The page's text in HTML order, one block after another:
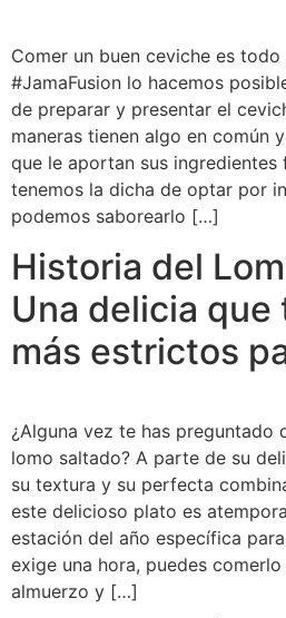
Comer un buen ceviche es todo
#JamaFusion lo hacemos
de preparar y presentar el
maneras tienen algo en común
que le aportan sus ingredientes
tenemos la dicha de optar por
podemos saborearlo […]
Historia del
Una delicia que
más estrictos
¿Alguna vez te has preguntado
lomo saltado? A parte de su
su textura y su perfecta
este delicioso plato es
estación del año específica
exige una hora, puedes
almuerzo y […]